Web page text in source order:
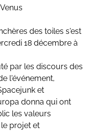
des toiles s'est
18 décembre à
par les discours des
l'événement,
et
donna qui ont
les valeurs
projet et